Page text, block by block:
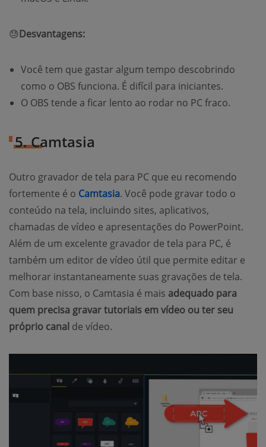
😓Desvantagens:
Você tem que gastar algum tempo descobrindo
como o OBS funciona. É difícil para iniciantes.
O OBS tende a ficar lento ao rodar no PC fraco.
5. Camtasia
Outro gravador de tela para PC que eu recomendo
fortemente é o Camtasia. Você pode gravar todo o
conteúdo na tela, incluindo sites, aplicativos,
chamadas de vídeo e apresentações do PowerPoint.
Além de um excelente gravador de tela para PC, é
também um editor de vídeo útil que permite editar e
melhorar instantaneamente suas gravações de tela.
Com base nisso, o Camtasia é mais adequado para
quem precisa gravar tutoriais em vídeo ou ter seu
próprio canal de vídeo.